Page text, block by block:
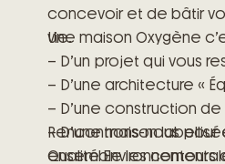
concevoir et de bâtir
vie.
Une maison Oxygène
– D’un projet qui vous
– D’une architecture «
– D’une construction
– D’une maison
Qualité
Rencontrons-nous pour
ensemble les contours